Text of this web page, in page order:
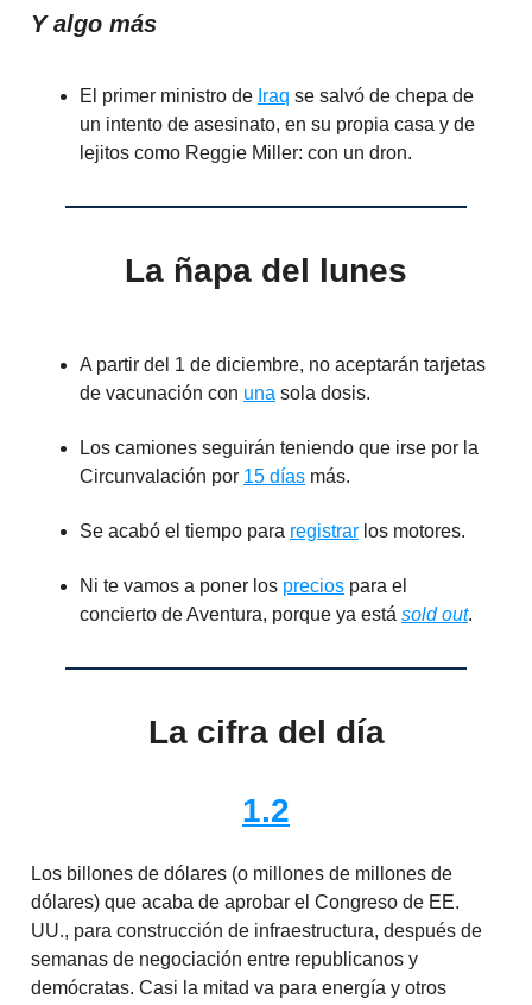
Y algo más
El primer ministro de Iraq se salvó de chepa de
un intento de asesinato, en su propia casa y de
lejitos como Reggie Miller: con un dron.
La ñapa del lunes
A partir del 1 de diciembre, no aceptarán tarjetas
de vacunación con una sola dosis.
Los camiones seguirán teniendo que irse por la
Circunvalación por 15 días más.
Se acabó el tiempo para registrar los motores.
Ni te vamos a poner los precios para el
concierto de Aventura, porque ya está sold out.
La cifra del día
1.2
Los billones de dólares (o millones de millones de
dólares) que acaba de aprobar el Congreso de EE.
UU., para construcción de infraestructura, después de
semanas de negociación entre republicanos y
demócratas. Casi la mitad va para energía y otros